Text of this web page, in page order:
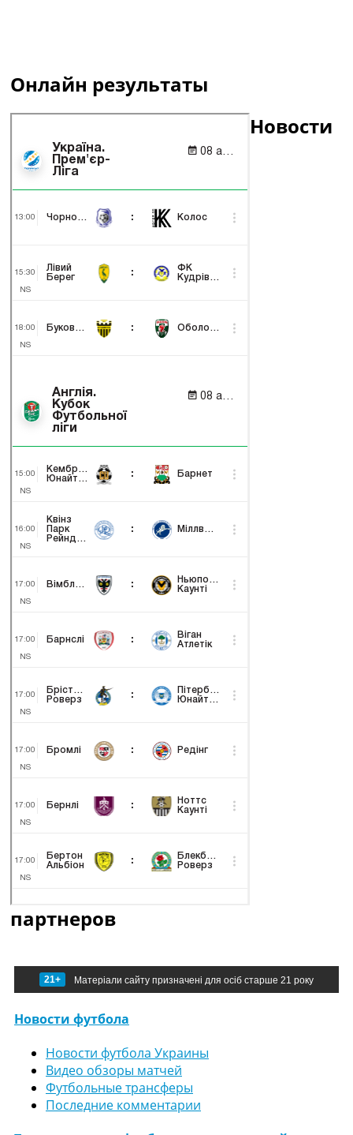
Онлайн результаты
Новости
партнеров
21+ Матеріали сайту призначені для осіб старше 21 року
Новости футбола
Новости футбола Украины
Видео обзоры матчей
Футбольные трансферы
Последние комментарии